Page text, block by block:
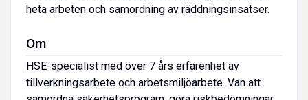
heta arbeten och samordning av räddningsinsatser.
Om
HSE-specialist med över 7 års erfarenhet av
tillverkningsarbete och arbetsmiljöarbete. Van att